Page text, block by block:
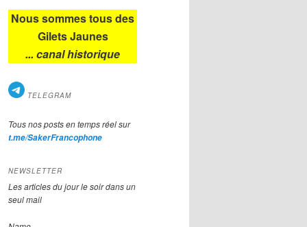
Nous sommes tous des
Gilets Jaunes
... canal historique
TELEGRAM
Tous nos posts en temps réel sur
t.me/SakerFrancophone
NEWSLETTER
Les articles du jour le soir dans un
seul mail